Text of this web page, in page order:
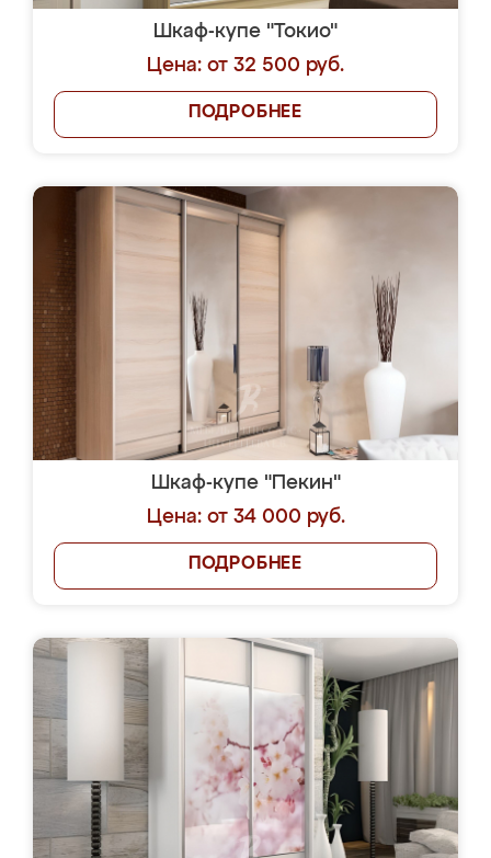
Шкаф-купе "Токио"
Цена: от 32 500 руб.
ПОДРОБНЕЕ
Шкаф-купе "Пекин"
Цена: от 34 000 руб.
ПОДРОБНЕЕ